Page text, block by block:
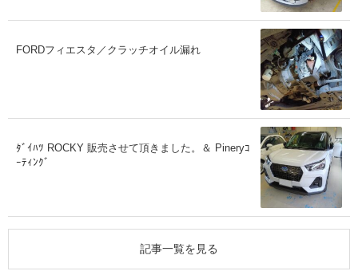
FORDフィエスタ／クラッチオイル漏れ
ﾀﾞｲﾊﾂ ROCKY 販売させて頂きました。＆ Pineryｺ
ｰﾃｨﾝｸﾞ
記事一覧を見る